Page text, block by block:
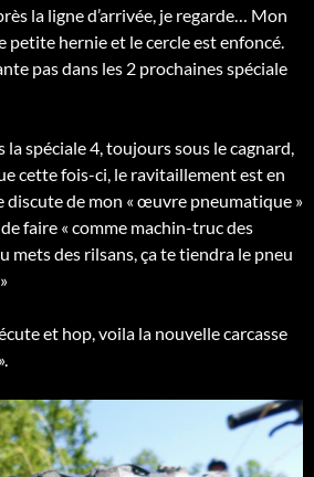
la ligne d’arrivée, je regarde… Mon
petite hernie et le cercle est enfoncé.
pas dans les 2 prochaines spéciale
la spéciale 4, toujours sous le cagnard,
cette fois-ci, le ravitaillement est en
discute de mon « œuvre pneumatique »
faire « comme machin-truc des
mets des rilsans, ça te tiendra le pneu
et hop, voila la nouvelle carcasse